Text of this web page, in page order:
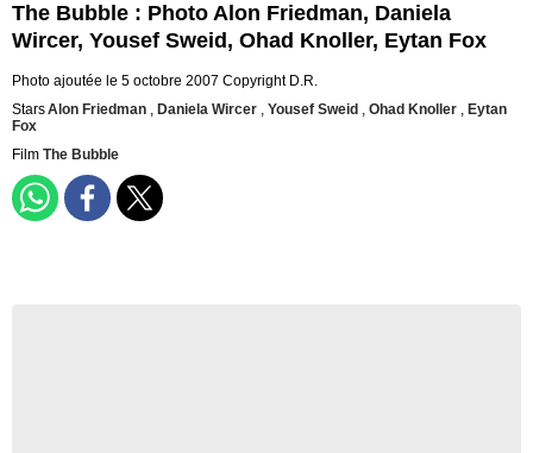
The Bubble : Photo Alon Friedman, Daniela
Wircer, Yousef Sweid, Ohad Knoller, Eytan Fox
Photo ajoutée le 5 octobre 2007 Copyright D.R.
StarsAlon Friedman , Daniela Wircer , Yousef Sweid , Ohad Knoller , Eytan
Fox
Film The Bubble